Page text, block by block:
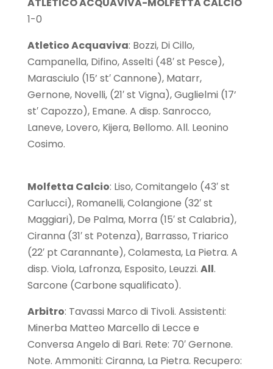
1-0
Atletico Acquaviva: Bozzi, Di Cillo,
Campanella, Difino, Asselti (48′ st Pesce),
Marasciulo (15’ st′ Cannone), Matarr,
Gernone, Novelli, (21′ st Vigna), Guglielmi (17’
st′ Capozzo), Emane. A disp. Sanrocco,
Laneve, Lovero, Kijera, Bellomo. All. Leonino
Cosimo.
Molfetta Calcio: Liso, Comitangelo (43′ st
Carlucci), Romanelli, Colangione (32′ st
Maggiari), De Palma, Morra (15′ st Calabria),
Ciranna (31′ st Potenza), Barrasso, Triarico
(22′ pt Carannante), Colamesta, La Pietra. A
disp. Viola, Lafronza, Esposito, Leuzzi. All.
Sarcone (Carbone squalificato).
Arbitro: Tavassi Marco di Tivoli. Assistenti:
Minerba Matteo Marcello di Lecce e
Conversa Angelo di Bari. Rete: 70′ Gernone.
Note. Ammoniti: Ciranna, La Pietra. Recupero: